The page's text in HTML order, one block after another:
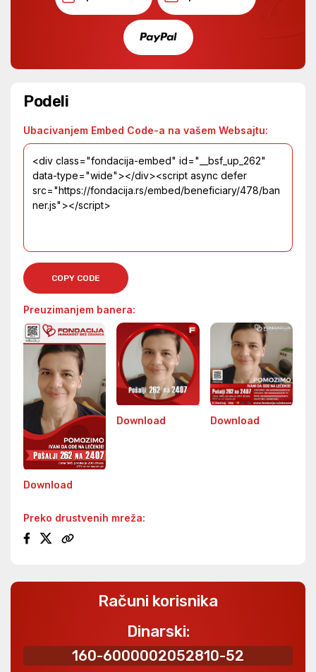
Podeli
Ubacivanjem Embed Code-a na vašem Websajtu:
COPY CODE
Preuzimanjem banera:
Download
Download Download
Preko drustvenih mreža:
Računi korisnika
Dinarski:
160-6000002052810-52